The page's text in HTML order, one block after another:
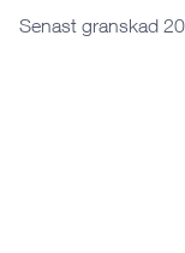
Senast granskad